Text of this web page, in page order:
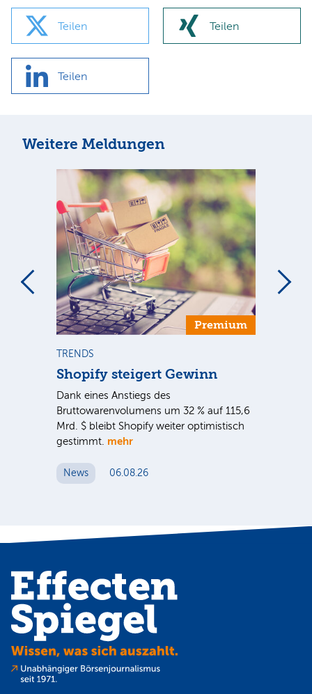
Teilen Teilen
Teilen
Weitere Meldungen
Premium
TRENDS
Shopify steigert Gewinn
Dank eines Anstiegs des
Bruttowarenvolumens um 32 % auf 115,6
Mrd. $ bleibt Shopify weiter optimistisch
gestimmt. mehr
News 06.08.26